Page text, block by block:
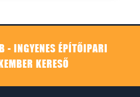
- INGYENES ÉPÍTŐIPARI
KERESŐ